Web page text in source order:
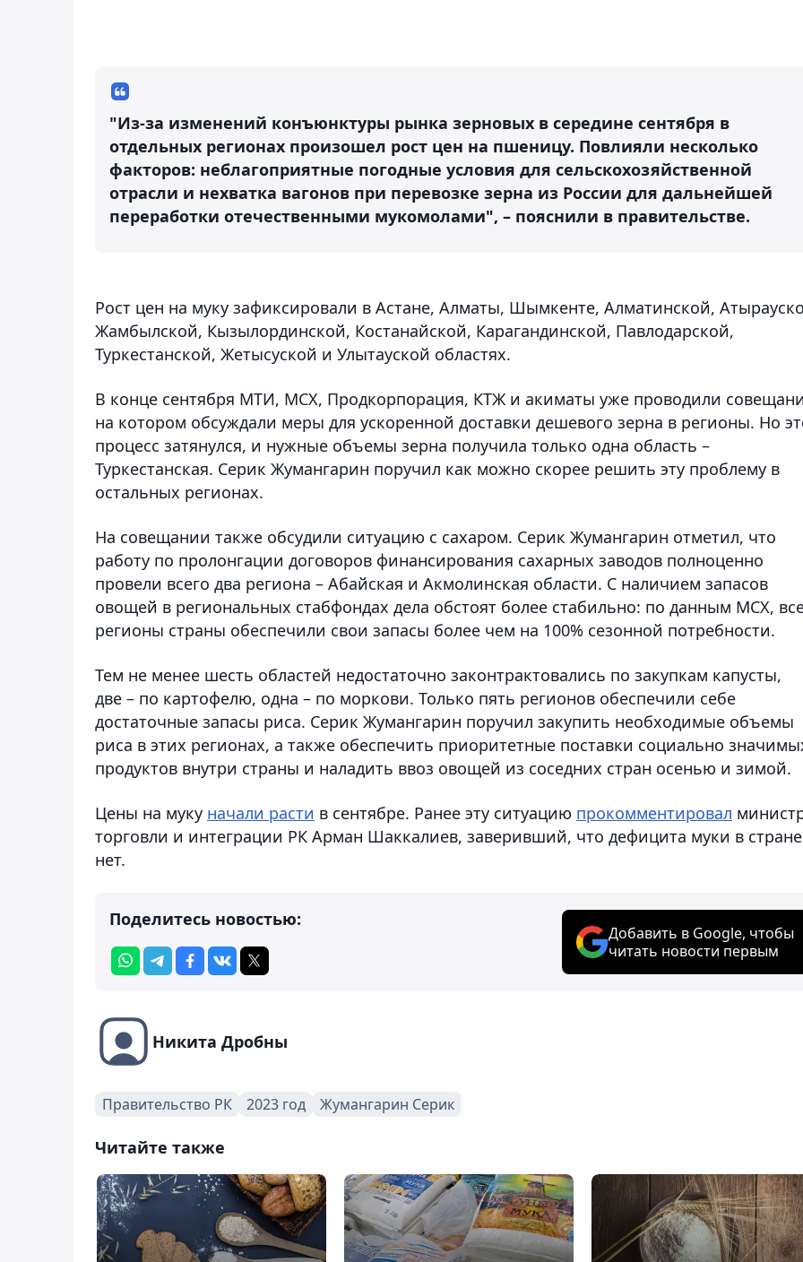
"Из-за изменений конъюнктуры рынка зерновых в середине сентября в
отдельных регионах произошел рост цен на пшеницу. Повлияли несколько
факторов: неблагоприятные погодные условия для сельскохозяйственной
отрасли и нехватка вагонов при перевозке зерна из России для дальнейшей
переработки отечественными мукомолами", – пояснили в правительстве.
Рост цен на муку зафиксировали в Астане, Алматы, Шымкенте, Алматинской,
Жамбылской, Кызылординской, Костанайской, Карагандинской, Павлодарской,
Туркестанской, Жетысуской и Улытауской областях.
В конце сентября МТИ, МСХ, Продкорпорация, КТЖ и акиматы уже проводили
на котором обсуждали меры для ускоренной доставки дешевого зерна в регионы. Но
процесс затянулся, и нужные объемы зерна получила только одна область –
Туркестанская. Серик Жумангарин поручил как можно скорее решить эту проблему в
остальных регионах.
На совещании также обсудили ситуацию с сахаром. Серик Жумангарин отметил, что
работу по пролонгации договоров финансирования сахарных заводов полноценно
провели всего два региона – Абайская и Акмолинская области. С наличием запасов
овощей в региональных стабфондах дела обстоят более стабильно: по данным МСХ,
регионы страны обеспечили свои запасы более чем на 100% сезонной потребности.
Тем не менее шесть областей недостаточно законтрактовались по закупкам капусты,
две – по картофелю, одна – по моркови. Только пять регионов обеспечили себе
достаточные запасы риса. Серик Жумангарин поручил закупить необходимые объемы
риса в этих регионах, а также обеспечить приоритетные поставки социально
продуктов внутри страны и наладить ввоз овощей из соседних стран осенью и зимой.
Цены на муку начали расти в сентябре. Ранее эту ситуацию прокомментировал
торговли и интеграции РК Арман Шаккалиев, заверивший, что дефицита муки в стране
нет.
Поделитесь новостью:
Добавить в Google, чтобы
читать новости первым
Никита Дробны
Правительство РК 2023 год Жумангарин Серик
Читайте также